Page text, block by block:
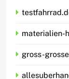
materialien-
gross-